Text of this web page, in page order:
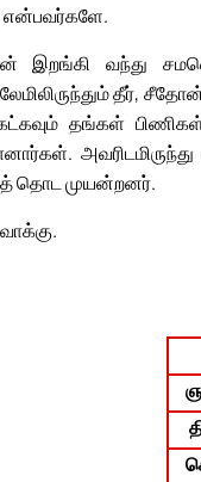
என்பவர்களே.
இறங்கி வந்து
தீர்,
தங்கள்
தொட முயன்றனர்.